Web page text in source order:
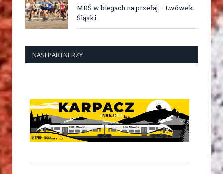
MDŚ w biegach na przełaj – Lwówek
Śląski
NASI PARTNERZY